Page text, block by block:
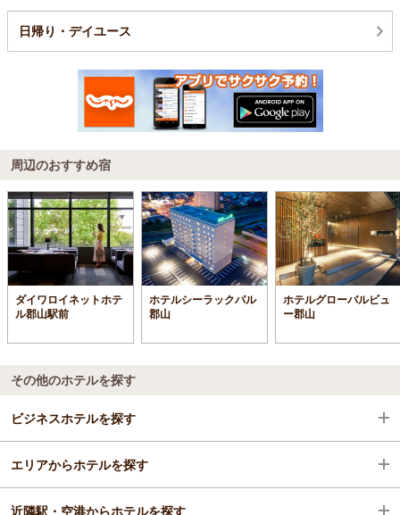
日帰り・デイユース
周辺のおすすめ宿
ダイワロイネットホテ
ル郡山駅前
ホテルシーラックパル
郡山
ホテルグローバルビュ
ー郡山
その他のホテルを探す
ビジネスホテルを探す
福島県
郡山
エリアからホテルを探す
福島県
近隣駅・空港からホテルを探す